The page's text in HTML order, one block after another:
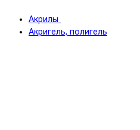
Акрилы
Акригель, полигель